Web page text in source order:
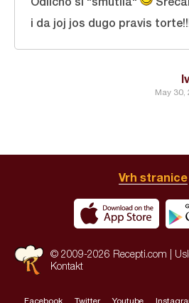
May 30,
i da joj jos dugo pravis
Vrh stranice
© 2009-2026 Recepti.com |
Kontakt
Facebook Twitter Youtube